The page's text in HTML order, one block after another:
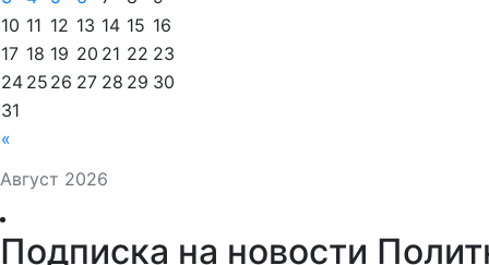
Август 2026
«
10 11 12 13 14 15 16
17 18 19 20 21 22 23
24 25 26 27 28 29 30
31
Подписка на новости